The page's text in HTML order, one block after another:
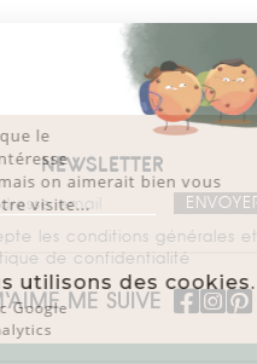
NEWSLETTER
les conditions générales et
de confidentialité
ME SUIVE
!
sûrs que le
vous intéresse
mais on aimerait bien
votre visite...
?
nous utilisons des
avec Google
& Analytics